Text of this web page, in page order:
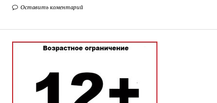
Оставить коментарий